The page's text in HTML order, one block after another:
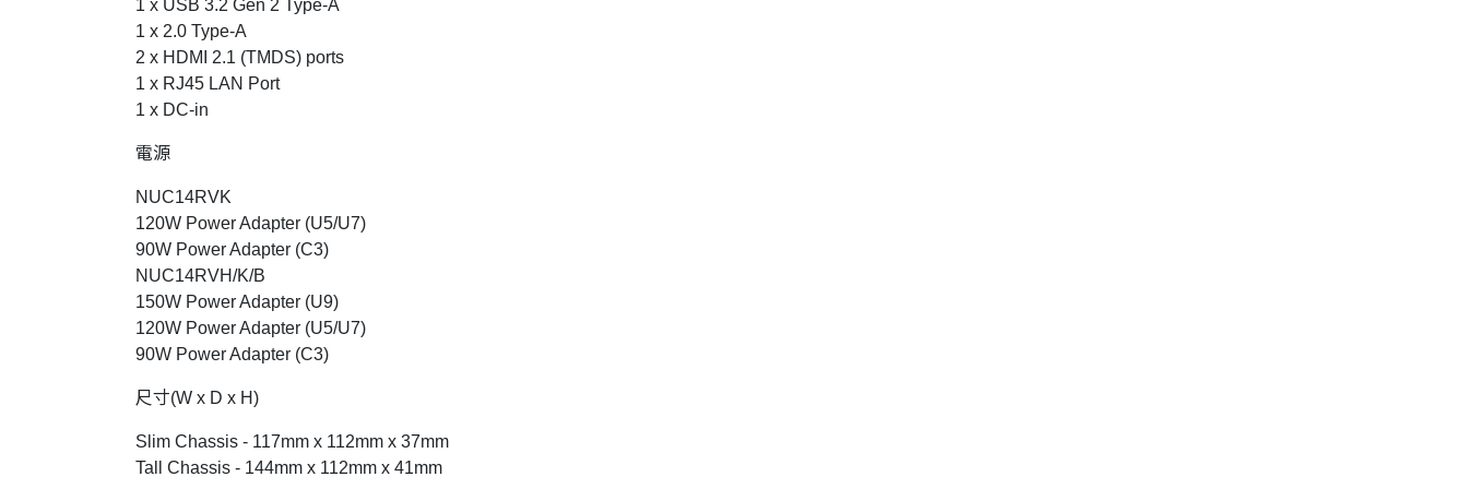
1 x USB 3.2 Gen 2 Type-A
1 x 2.0 Type-A
2 x HDMI 2.1 (TMDS) ports
1 x RJ45 LAN Port
1 x DC-in
電源
NUC14RVK
120W Power Adapter (U5/U7)
90W Power Adapter (C3)
NUC14RVH/K/B
150W Power Adapter (U9)
120W Power Adapter (U5/U7)
90W Power Adapter (C3)
尺寸(W x D x H)
Slim Chassis - 117mm x 112mm x 37mm
Tall Chassis - 144mm x 112mm x 41mm